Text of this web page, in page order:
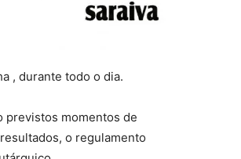
, durante todo o dia.
previstos momentos de
o regulamento